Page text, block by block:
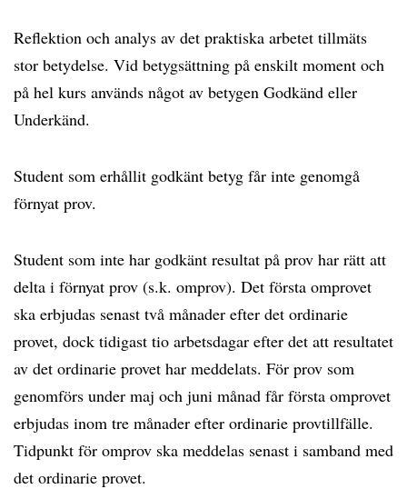
Reflektion och analys av det praktiska arbetet tillmäts
stor betydelse. Vid betygsättning på enskilt moment och
på hel kurs används något av betygen Godkänd eller
Underkänd.
Student som erhållit godkänt betyg får inte genomgå
förnyat prov.
Student som inte har godkänt resultat på prov har rätt att
delta i förnyat prov (s.k. omprov). Det första omprovet
ska erbjudas senast två månader efter det ordinarie
provet, dock tidigast tio arbetsdagar efter det att resultatet
av det ordinarie provet har meddelats. För prov som
genomförs under maj och juni månad får första omprovet
erbjudas inom tre månader efter ordinarie provtillfälle.
Tidpunkt för omprov ska meddelas senast i samband med
det ordinarie provet.